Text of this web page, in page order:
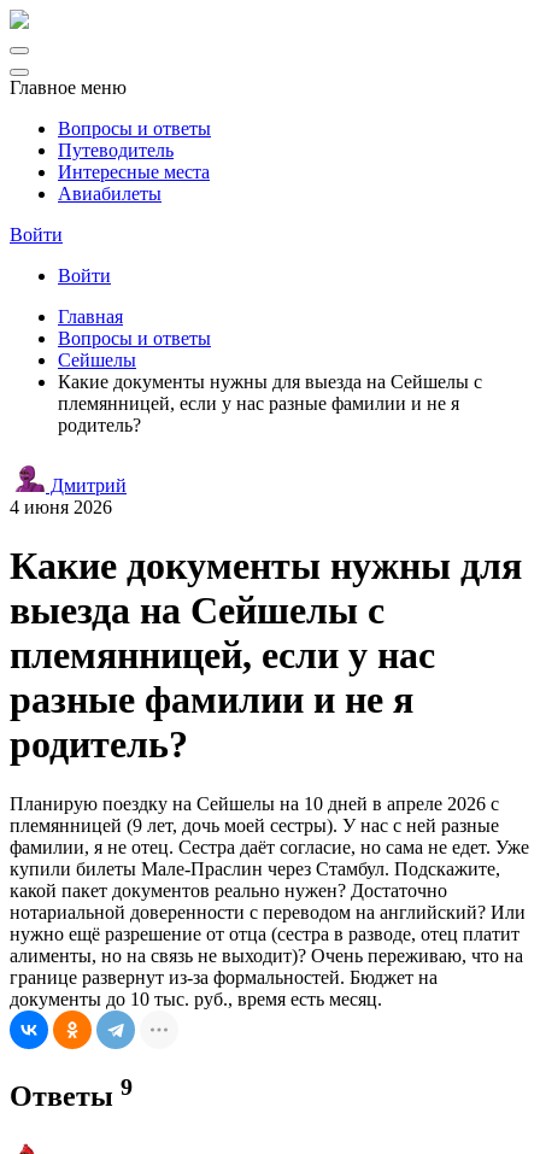
Главное меню
Вопросы и ответы
Путеводитель
Интересные места
Авиабилеты
Войти
Войти
Главная
Вопросы и ответы
Сейшелы
Какие документы нужны для выезда на Сейшелы с
племянницей, если у нас разные фамилии и не я
родитель?
Дмитрий
4 июня 2026
Какие документы нужны для
выезда на Сейшелы с
племянницей, если у нас
разные фамилии и не я
родитель?
Планирую поездку на Сейшелы на 10 дней в апреле 2026 с
племянницей (9 лет, дочь моей сестры). У нас с ней разные
фамилии, я не отец. Сестра даёт согласие, но сама не едет. Уже
купили билеты Мале-Праслин через Стамбул. Подскажите,
какой пакет документов реально нужен? Достаточно
нотариальной доверенности с переводом на английский? Или
нужно ещё разрешение от отца (сестра в разводе, отец платит
алименты, но на связь не выходит)? Очень переживаю, что на
границе развернут из-за формальностей. Бюджет на
документы до 10 тыс. руб., время есть месяц.
Ответы 9